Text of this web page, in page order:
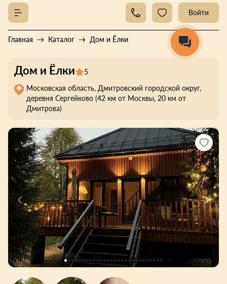
Войти
Главная Каталог Дом и Ёлки
Дом и Ёлки
5
Московская область, Дмитровский городской округ,
деревня Сергейково (42 км от Москвы, 20 км от
Дмитрова)